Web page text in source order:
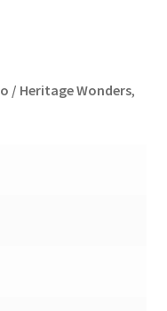
/ Heritage Wonders,